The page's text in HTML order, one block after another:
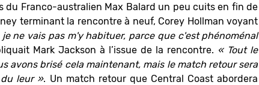
du Franco-australien Max Balard un peu cuits en fin de
terminant la rencontre à neuf, Corey Hollman voyant
ne vais pas m'y habituer, parce que c'est phénoménal
Mark Jackson à l’issue de la rencontre. « Tout le
avons brisé cela maintenant, mais le match retour sera
leur ». Un match retour que Central Coast abordera